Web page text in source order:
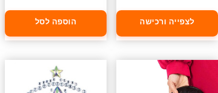
לצפייה ורכישה הוספה לסל